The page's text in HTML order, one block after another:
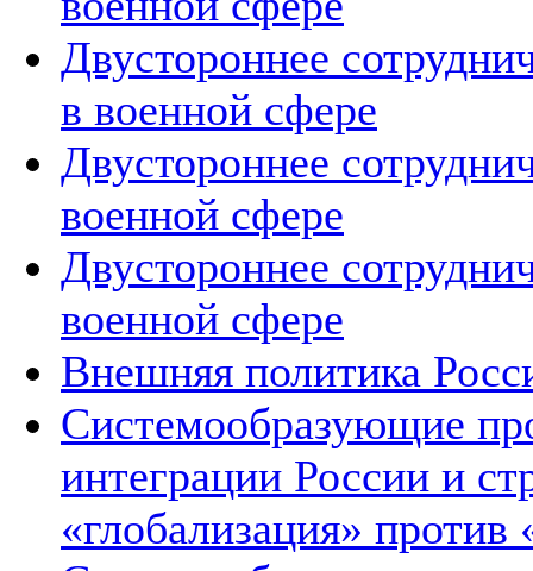
Двустороннее
в военной сфере
Двустороннее
военной сфере
Двустороннее
военной сфере
Внешняя политика
Системообразующие
интеграции России и
«глобализация»